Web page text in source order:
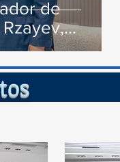
de